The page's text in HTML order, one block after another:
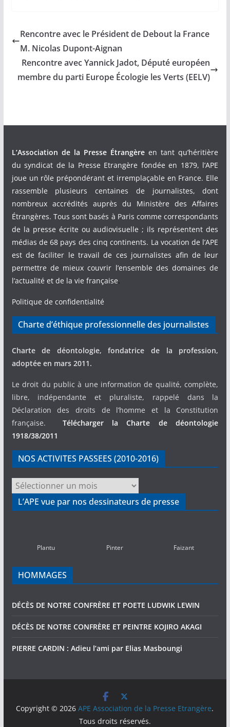
Rencontre avec le Président de Debout la France
M. Nicolas Dupont-Aignan
Rencontre avec Yannick Jadot, Député européen
membre du parti Europe Écologie les Verts (EELV)
L’Association de la Presse Étrangèreen tant qu’héritière
du syndicat de la Presse Etrangère fondée en 1879, l’APE
joue un rôle prépondérant et irremplaçable en France. Elle
rassemble plusieurs centaines de journalistes, dont
nombreux accrédités auprès du Ministère des Affaires
Étrangères. Tous sont basés à Paris comme correspondants
de la presse écrite ou audiovisuelle ; ils représentent des
médias de 68 pays des cinq continents. La vocation de l’APE
est de faciliter le travail de ces journalistes afin de leur
permettre de mieux couvrir l’ensemble des domaines de
l’actualité et de la vie française.
Politique de confidentialité
Charte d’éthique professionnelle des journalistes
Charte de déontologie, fondatrice de la profession,
adoptée en mars 2011.
Le droit du public à une information de qualité, complète,
libre, indépendante et pluraliste, rappelé dans la
Déclaration des droits de l’homme et la Constitution
française. Télécharger la Charte de déontologie
1918/38/2011
NOS ACTIVITES PASSEES (2010-2016)
NOS
ACTIVITES
PASSEES
L’APE vue par nos dessinateurs de presse
Plantu Pinter Faizant
HOMMAGES
DÉCÈS DE NOTRE CONFRÈRE ET POETE LUDWIK LEWIN
DÉCÈS DE NOTRE CONFRÈRE ET PEINTRE KOJIRO AKAGI
PIERRE CARDIN : Adieu l’ami par Elias Masboungi
Copyright © 2026APE Association de la Presse Etrangère.
Tous droits réservés.